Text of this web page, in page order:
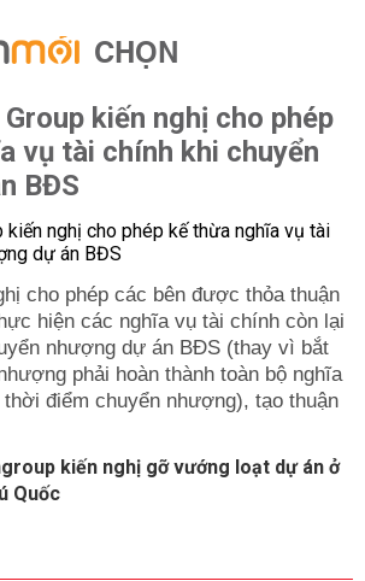
CHỌN
kiến nghị cho phép
vụ tài chính khi chuyển
BĐS
cho phép các bên được thỏa thuận
hiện các nghĩa vụ tài chính còn lại
nhượng dự án BĐS (thay vì bắt
phải hoàn thành toàn bộ nghĩa
điểm chuyển nhượng), tạo thuận
kiến nghị gỡ vướng loạt dự án ở
Quốc